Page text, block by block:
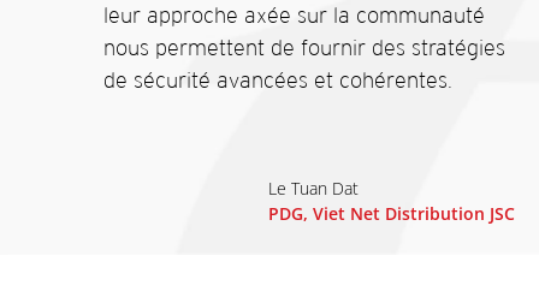
leur approche axée sur la communauté
nous permettent de fournir des stratégies
de sécurité avancées et cohérentes.
Le Tuan Dat
PDG, Viet Net Distribution JSC